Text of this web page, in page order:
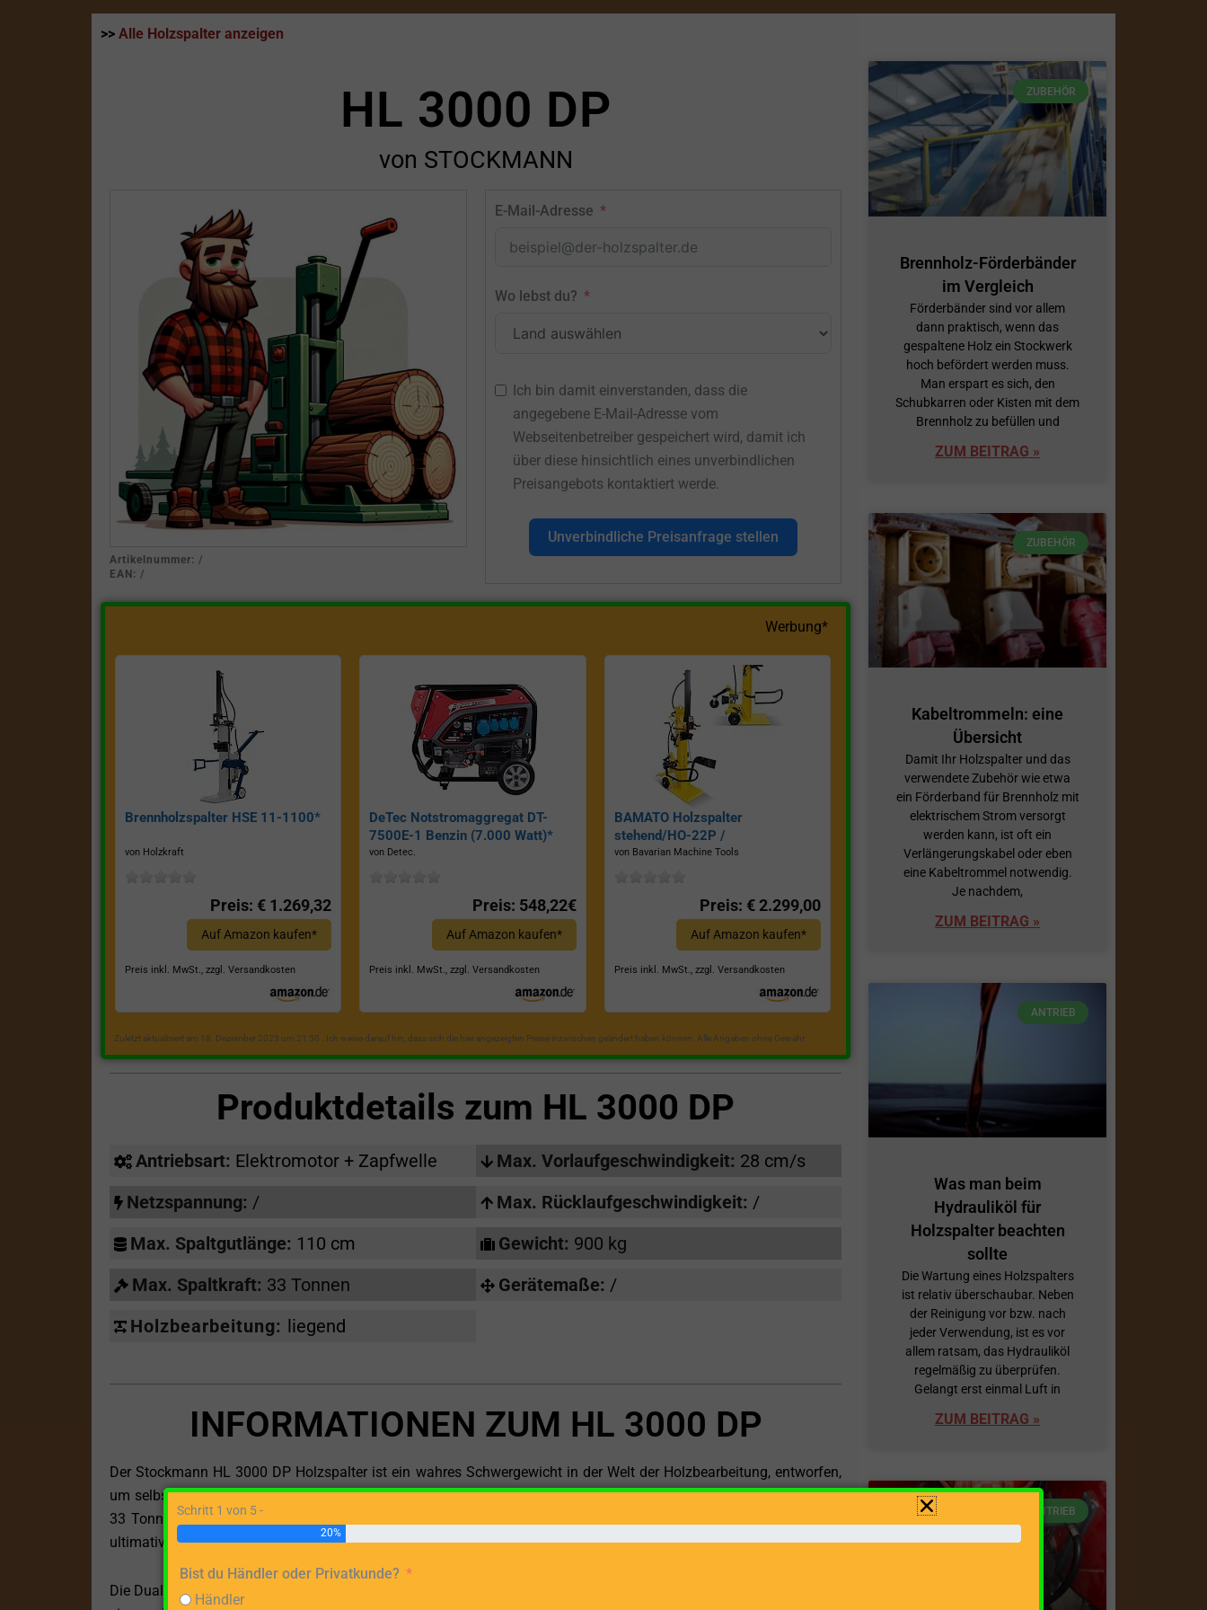
>> Alle Holzspalter anzeigen
HL 3000 DP
von STOCKMANN
Artikelnummer: /
EAN: /
E-Mail-Adresse
Wo lebst du?
Ich bin damit einverstanden, dass die
angegebene E-Mail-Adresse vom
Webseitenbetreiber gespeichert wird, damit ich
über diese hinsichtlich eines unverbindlichen
Preisangebots kontaktiert werde.
Unverbindliche Preisanfrage stellen
Werbung*
Brennholzspalter HSE 11-1100*
von Holzkraft
Preis: € 1.269,32
Auf Amazon kaufen*
Preis inkl. MwSt., zzgl. Versandkosten
DeTec Notstromaggregat DT-
7500E-1 Benzin (7.000 Watt)*
von Detec.
Preis: 548,22€
Auf Amazon kaufen*
Preis inkl. MwSt., zzgl. Versandkosten
BAMATO Holzspalter
stehend/HO-22P /
Zapfwellenantrieb, Inkl.
von Bavarian Machine Tools
Preis: € 2.299,00
Auf Amazon kaufen*
Preis inkl. MwSt., zzgl. Versandkosten
Zuletzt aktualisiert am 18. Dezember 2023 um 21:50 . Ich weise darauf hin, dass sich die hier angezeigten Preise inzwischen geändert haben können. Alle Angaben ohne Gewähr.
Produktdetails zum HL 3000 DP
Antriebsart: Elektromotor + Zapfwelle
Netzspannung: /
Max. Spaltgutlänge: 110 cm
Max. Spaltkraft: 33 Tonnen
Holzbearbeitung:
liegend
Max. Vorlaufgeschwindigkeit: 28 cm/s
Max. Rücklaufgeschwindigkeit: /
Gewicht: 900 kg
Gerätemaße: /
INFORMATIONEN ZUM HL 3000 DP
Der Stockmann HL 3000 DP Holzspalter ist ein wahres Schwergewicht in der Welt der Holzbearbeitung, entworfen,
um selbst die anspruchsvollsten Aufgaben mit Leichtigkeit zu meistern. Mit seiner beeindruckenden Spaltkraft von
33 Tonnen und der Fähigkeit, Holzstücke bis zu einer Länge von 110 cm zu bearbeiten, ist dieser Holzspalter die
ultimative Lösung für alle, die große Mengen an Holz effizient und mühelos spalten müssen.
Die Dual-Antriebstechnologie, eine Kombination aus einem leistungsstarken Elektromotor und einer Zapfwelle, bietet
ZUBEHÖR
Brennholz-Förderbänder
im Vergleich
Förderbänder sind vor allem
dann praktisch, wenn das
gespaltene Holz ein Stockwerk
hoch befördert werden muss.
Man erspart es sich, den
Schubkarren oder Kisten mit dem
Brennholz zu befüllen und
ZUM BEITRAG »
ZUBEHÖR
Kabeltrommeln: eine
Übersicht
Damit Ihr Holzspalter und das
verwendete Zubehör wie etwa
ein Förderband für Brennholz mit
elektrischem Strom versorgt
werden kann, ist oft ein
Verlängerungskabel oder eben
eine Kabeltrommel notwendig.
Je nachdem,
ZUM BEITRAG »
ANTRIEB
Was man beim
Hydrauliköl für
Holzspalter beachten
sollte
Die Wartung eines Holzspalters
ist relativ überschaubar. Neben
der Reinigung vor bzw. nach
jeder Verwendung, ist es vor
allem ratsam, das Hydrauliköl
regelmäßig zu überprüfen.
Gelangt erst einmal Luft in
ZUM BEITRAG »
ANTRIEB
Schritt 1 von 5 -
20%
Bist du Händler oder Privatkunde?
Händler